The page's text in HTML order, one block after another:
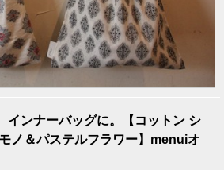
インナーバッグに。【コットン シ
ノ＆パステルフラワー】menuiオ